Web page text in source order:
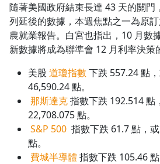
隨著美國政府結束長達 43 天的關門
列延後的數據，本週焦點之一為原
農就業報告。白宮也指出，10 月數
新數據將成為聯準會 12 月利率決策
美股 道瓊指數 下跌 557.24 點
46,590.24 點。
那斯達克指數下跌 192.514 點
22,708.075 點。
S&P 500 指數下跌 61.7 點，
點。
費城半導體 指數下跌 105.46